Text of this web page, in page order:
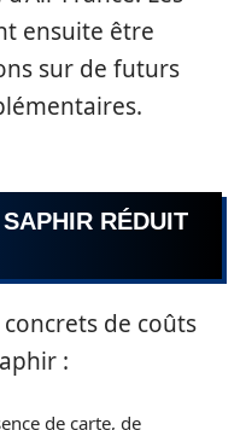
ensuite être
sur de futurs
RÉDUIT
de coûts
:
de carte, de